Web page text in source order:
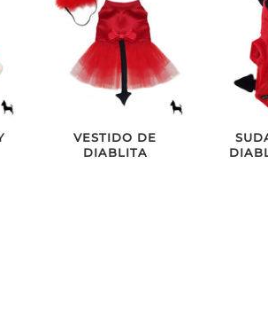
VESTIDO DE
DIABLITA